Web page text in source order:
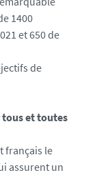
1400
et 650 de
de
tous et toutes
français le
assurent un